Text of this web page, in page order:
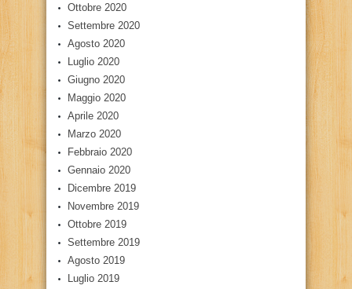
Ottobre 2020
Settembre 2020
Agosto 2020
Luglio 2020
Giugno 2020
Maggio 2020
Aprile 2020
Marzo 2020
Febbraio 2020
Gennaio 2020
Dicembre 2019
Novembre 2019
Ottobre 2019
Settembre 2019
Agosto 2019
Luglio 2019